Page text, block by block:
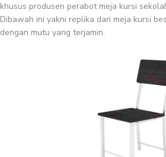
khusus produsen perabot meja kursi
Dibawah ini yakni replika dari meja kursi
dengan mutu yang terjamin.